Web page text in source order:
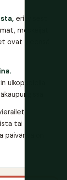
erityisesti
moskeijat
ovat yleensä
ulkopuolella
tai